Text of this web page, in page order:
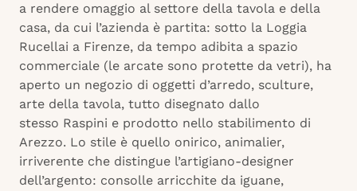
a rendere omaggio al settore della tavola e della
casa, da cui l’azienda è partita: sotto la Loggia
Rucellai a Firenze, da tempo adibita a spazio
commerciale (le arcate sono protette da vetri), ha
aperto un negozio di oggetti d’arredo, sculture,
arte della tavola, tutto disegnato dallo
stesso Raspini e prodotto nello stabilimento di
Arezzo. Lo stile è quello onirico, animalier,
irriverente che distingue l’artigiano-designer
dell’argento: consolle arricchite da iguane,